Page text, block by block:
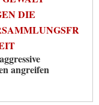
DIE
angreifen